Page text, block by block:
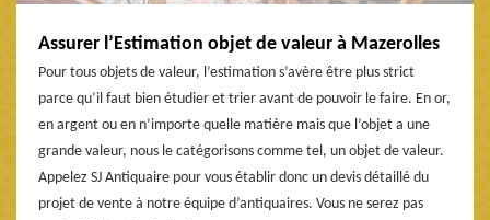
Assurer l’Estimation objet de valeur à Mazerolles
Pour tous objets de valeur, l’estimation s’avère être plus strict
parce qu’il faut bien étudier et trier avant de pouvoir le faire. En or,
en argent ou en n’importe quelle matière mais que l’objet a une
grande valeur, nous le catégorisons comme tel, un objet de valeur.
Appelez SJ Antiquaire pour vous établir donc un devis détaillé du
projet de vente à notre équipe d’antiquaires. Vous ne serez pas